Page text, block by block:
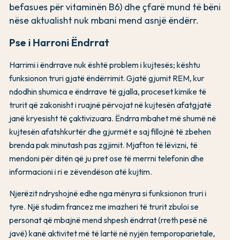
befasues për vitaminën B6) dhe çfarë mund të bëni
nëse aktualisht nuk mbani mend asnjë ëndërr.
Pse i Harroni Ëndrrat
Harrimi i ëndrrave nuk është problem i kujtesës; kështu
funksionon truri gjatë ëndërrimit. Gjatë gjumit REM, kur
ndodhin shumica e ëndrrave të gjalla, proceset kimike të
trurit që zakonisht i ruajnë përvojat në kujtesën afatgjatë
janë kryesisht të çaktivizuara. Ëndrra mbahet më shumë në
kujtesën afatshkurtër dhe gjurmët e saj fillojnë të zbehen
brenda pak minutash pas zgjimit. Mjafton të lëvizni, të
mendoni për ditën që ju pret ose të merrni telefonin dhe
informacioni i ri e zëvendëson atë kujtim.
Njerëzit ndryshojnë edhe nga mënyra si funksionon truri i
tyre. Një studim francez me imazheri të trurit zbuloi se
personat që mbajnë mend shpesh ëndrrat (rreth pesë në
javë) kanë aktivitet më të lartë në nyjën temporoparietale,